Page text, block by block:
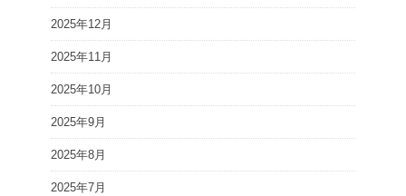
2025年12月
2025年11月
2025年10月
2025年9月
2025年8月
2025年7月